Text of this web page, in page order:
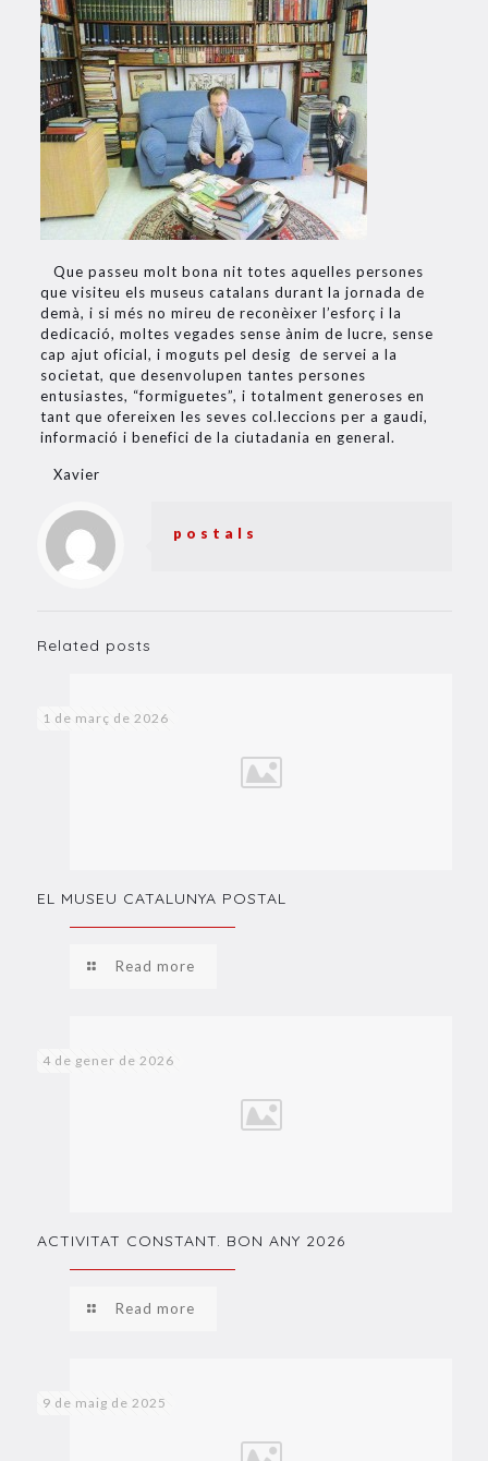
Que passeu molt bona nit totes aquelles persones
que visiteu els museus catalans durant la jornada de
demà, i si més no mireu de reconèixer l’esforç i la
dedicació, moltes vegades sense ànim de lucre, sense
cap ajut oficial, i moguts pel desig de servei a la
societat, que desenvolupen tantes persones
entusiastes, “formiguetes”, i totalment generoses en
tant que ofereixen les seves col.leccions per a gaudi,
informació i benefici de la ciutadania en general.
Xavier
postals
Related posts
1 de març de 2026
EL MUSEU CATALUNYA POSTAL
Read more
4 de gener de 2026
ACTIVITAT CONSTANT. BON ANY 2026
Read more
9 de maig de 2025